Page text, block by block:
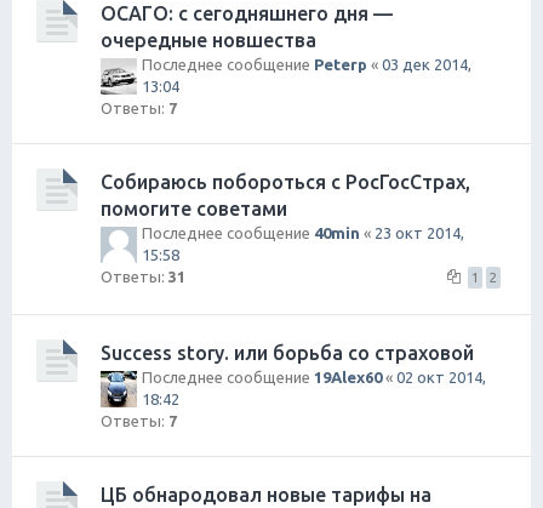
ОСАГО: с сегодняшнего дня —
очередные новшества
Последнее сообщение Peterp « 03 дек 2014,
13:04
Ответы: 7
Собираюсь побороться с РосГосСтрах,
помогите советами
Последнее сообщение 40min « 23 окт 2014,
15:58
Ответы: 31 1 2
Success story. или борьба со страховой
Последнее сообщение 19Alex60« 02 окт 2014,
18:42
Ответы: 7
ЦБ обнародовал новые тарифы на